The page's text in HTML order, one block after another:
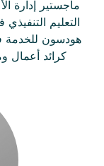
ماجستير إدارة
التعليم
هودسون للخدمة
كرائد أعمال